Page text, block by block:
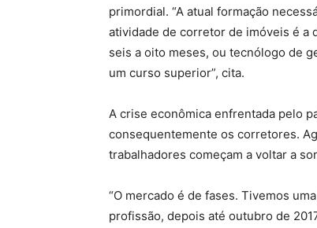
primordial. “A atual formação
atividade de corretor de imóveis é a
seis a oito meses, ou tecnólogo de
um curso superior”, cita.
A crise econômica enfrentada pelo
consequentemente os corretores.
trabalhadores começam a voltar a
“O mercado é de fases. Tivemos
profissão, depois até outubro de